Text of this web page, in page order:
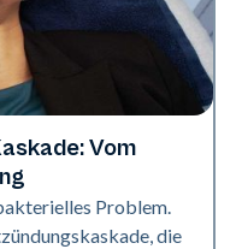
Vom
Problem.
die